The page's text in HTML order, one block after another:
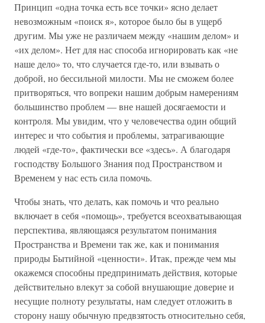
Принцип «одна точка есть все точки» ясно делает
невозможным «поиск я», которое было бы в ущерб
другим. Мы уже не различаем между «нашим делом» и
«их делом». Нет для нас способа игнорировать как «не
наше дело» то, что случается где-то, или взывать о
доброй, но бессильной милости. Мы не сможем более
притворяться, что вопреки нашим добрым намерениям
большинство проблем — вне нашей досягаемости и
контроля. Мы увидим, что у человечества один общий
интерес и что события и проблемы, затрагивающие
людей «где-то», фактически все «здесь». А благодаря
господству Большого Знания под Пространством и
Временем у нас есть сила помочь.
Чтобы знать, что делать, как помочь и что реально
включает в себя «помощь», требуется всеохватывающая
перспектива, являющаяся результатом понимания
Пространства и Времени так же, как и понимания
природы Бытийной «ценности». Итак, прежде чем мы
окажемся способны предпринимать действия, которые
действительно влекут за собой внушающие доверие и
несущие полноту результаты, нам следует отложить в
сторону нашу обычную предвзятость относительно себя,